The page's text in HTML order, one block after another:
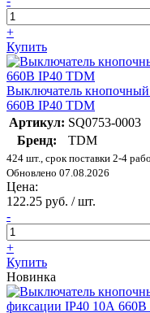
+
Купить
Выключатель
660B IP40 TDM
Артикул: SQ0753-0003
Бренд:
TDM
424 шт., срок поставки 2-4
Обновлено 07.08.2026
Цена:
122.25 руб. / шт.
-
+
Купить
Новинка